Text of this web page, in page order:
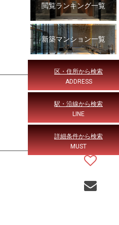
閲覧ランキング一覧
新築マンション一覧
区・住所から検索
ADDRESS
駅・沿線から検索
LINE
詳細条件から検索
MUST